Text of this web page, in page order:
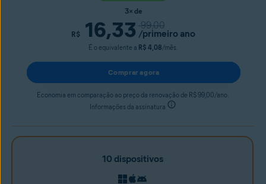
3× de
R$ 16,33 99,00
/primeiro ano
É o equivalente a R$ 4,08/mês.
Comprar agora
Economia em comparação ao preço da renovação de R$ 99,00/ano.
Informações da assinatura
10 dispositivos